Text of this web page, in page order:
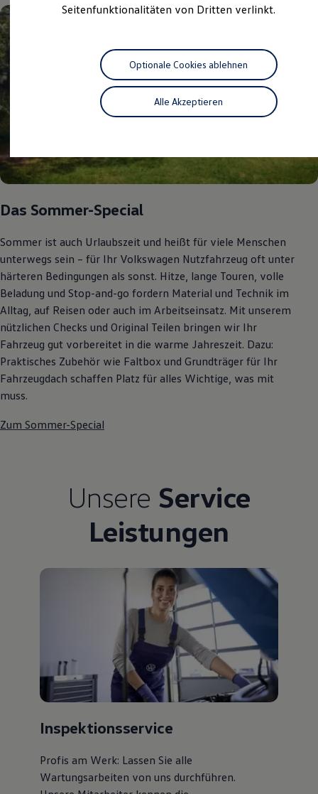
Klimafreundlicher Strom
Ladezeitensimulator
Ladelösungen für Privatkunden
Ladelösungen für Gewerbekunden
Wallbox und Ladekabel
Bidirektionales Laden
Förderung & Kosten der Elektrofahrzeuge
Kostensimulator
Autonomes Fahren
Mehr zum ID. Buzz
California Welt
California Club
Vanlife
Ratgeber
Routen & Reisen
California Reisen & Erlebnisse
California App
California Lifestyle & Zubehör
Übernachten im California
Marke
Unternehmen
Karriere
Karriere im Unternehmen
Karriere im Autohaus
Gesellschaft
Fahrzeugabholung ab Werk
Das Sommer-Special
Sommer ist auch Urlaubszeit und heißt für viele Menschen
unterwegs sein – für Ihr Volkswagen Nutzfahrzeug oft unter
härteren Bedingungen als sonst. Hitze, lange Touren, volle
Beladung und Stop-and-go fordern Material und Technik im
Alltag, auf Reisen oder auch im Arbeitseinsatz. Mit unserem
nützlichen Checks und Original Teilen bringen wir Ihr
Fahrzeug gut vorbereitet in die warme Jahreszeit. Dazu:
Praktisches Zubehör wie Faltbox und Grundträger für Ihr
Fahrzeugdach schaffen Platz für alles Wichtige, was mit
muss.
Zum Sommer-Special
Unsere Service
Leistungen
Inspektionsservice
Profis am Werk: Lassen Sie alle
Wartungsarbeiten von uns durchführen.
Seitenfunktionalitäten von Dritten verlinkt.
Alle Akzeptieren
Optionale Cookies ablehnen